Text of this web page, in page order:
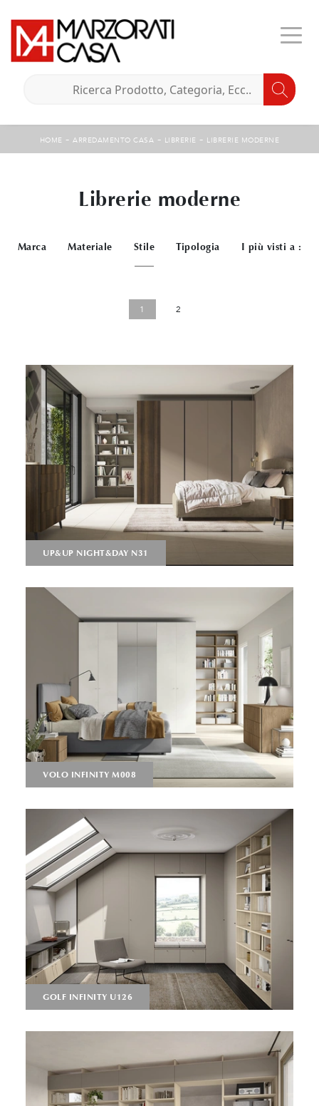
HOME -ARREDAMENTO CASA - LIBRERIE - LIBRERIE MODERNE
Librerie moderne
Marca Materiale Stile Tipologia I più visti a :
1 2
UP&UP NIGHT&DAY N31
VOLO INFINITY M008
GOLF INFINITY U126